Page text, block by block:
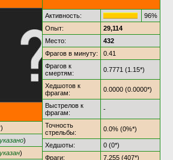
)
)
Активность:
96%
Опыт:
29,114
Место:
432
Фрагов в минуту:
0.41
Фрагов к
смертям:
0.7771 (1.15*)
Хедшотов к
фрагам:
0.0000 (0.0000*)
Выстрелов к
фрагам:
-
Точность
стрельбы:
0.0% (0%*)
Хедшоты:
0 (0*)
Фраги:
7,255 (407*)